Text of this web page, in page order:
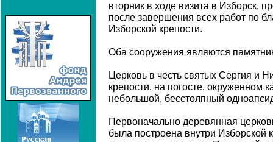
вторник в ходе визита в Изборск,
после завершения всех работ по
Изборской крепости.
Оба сооружения являются
Церковь в честь святых Сергия и
крепости, на погосте, окруженном
небольшой, бесстолпный
Первоначально деревянная
была построена внутри Изборской